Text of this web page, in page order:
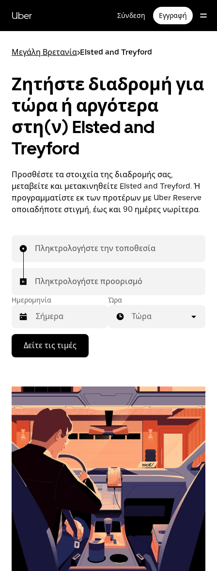
κύριο
περιεχόμενο
Uber Σύνδεση Εγγραφή
Μεγάλη Βρετανία>Elsted and Treyford
Ζητήστε διαδρομή για
τώρα ή αργότερα
στη(ν) Elsted and
Treyford
Προσθέστε τα στοιχεία της διαδρομής σας,
μεταβείτε και μετακινηθείτε Elsted and Treyford. Ή
προγραμματίστε εκ των προτέρων με Uber Reserve
οποιαδήποτε στιγμή, έως και 90 ημέρες νωρίτερα.
Πληκτρολογήστε την τοποθεσία
Πληκτρολογήστε προορισμό
Ημερομηνία
Πατήστε
πλήκτρο
βέλος
να
μετακινηθείτε
στο
ημερολόγιο
και
να
επιλέξετε
μια
ημερομηνία.
Πατήστε
πλήκτρο
escape
για
να
κλείσετε
ημερολόγιο.
Ώρα
Τώρα
Δείτε τις τιμές